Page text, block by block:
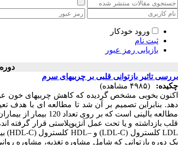
ورود خودکار
ثبت نام
بازیابی رمز عبور
دوره ۲۰، شماره ۳ - ( ۱۳۸۱ )
بررسی تاثیر بازتوانی قلبی بر چربیهای سرم
چکیده:
(۴۹۸۵ مشاهده)
دهد. بنابراین تصمیم بر آن شد تا مطالعه ای با هدف
مطالعه بالینی است